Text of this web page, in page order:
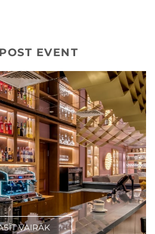
EVENT
VAIRĀK